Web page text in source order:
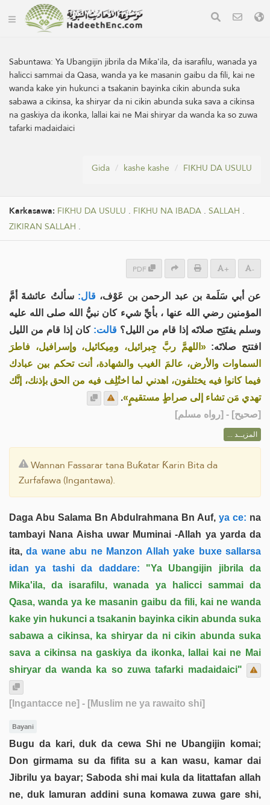
Sabuntawa:Ya Ubangijin jibrila da Mika'ila, da isarafilu, wanada ya
halicci sammai da Qasa, wanda ya ke masanin gaibu da fili, kai ne
wanda kake yin hukunci a tsakanin bayinka cikin abunda suka
sabawa a cikinsa, ka shiryar da ni cikin abunda suka sava a cikinsa
na gaskiya da ikonka, lallai kai ne Mai shiryar da wanda ka so zuwa
tafarki madaidaici
Gida kashe kashe FIƘHU DA USULU
Karkasawa: FIƘHU DA USULU . FIƘHU NA IBADA . SALLAH .
ZIKIRAN SALLAH .
PDF + -
عن أبي سَلَمة بن عبد الرحمن بن عَوْف، قال: سألتُ عائشةَ أمَّ
المؤمنين رضي الله عنها ، بأيِّ شيء كان نبيُّ الله صلى الله عليه
وسلم يفتَتِح صلاتَه إذا قام من الليل؟ قالت: كان إذا قام من الليل
افتتح صلاتَه:«اللهمَّ ربَّ جِبرائيل، ومِيكائيل، وإسرافيل، فاطرَ
السماوات والأرض، عالمَ الغيب والشهادة، أنت تحكم بين عبادك
فيما كانوا فيه يختلفون، اهدني لما اختُلِف فيه من الحق بإذنك، إنَّك
تهدي مَن تشاء إلى صراطٍ مستقيمٍ».
[صحيح] - [رواه مسلم]
المزيــد ...
Wannan Fassarar tana Buƙatar Ƙarin Bita da
Zurfafawa (Ingantawa).
Daga Abu Salama Bn Abdulrahmana Bn Auf, ya ce: na
tambayi Nana Aisha uwar Muminai -Allah ya yarda da
ita, da wane abu ne Manzon Allah yake buxe sallarsa
idan ya tashi da daddare:
"Ya Ubangijin jibrila da
Mika'ila, da isarafilu, wanada ya halicci sammai da
Qasa, wanda ya ke masanin gaibu da fili, kai ne wanda
kake yin hukunci a tsakanin bayinka cikin abunda suka
sabawa a cikinsa, ka shiryar da ni cikin abunda suka
sava a cikinsa na gaskiya da ikonka, lallai kai ne Mai
shiryar da wanda ka so zuwa tafarki madaidaici"
[Ingantacce ne] - [Muslim ne ya rawaito shi]
Bayani
Bugu da kari, duk da cewa Shi ne Ubangijin komai;
Don girmama su da fifita su a kan wasu, kamar dai
Jibrilu ya bayar; Saboda shi mai kula da litattafan allah
ne, duk lamuran addini suna komawa zuwa gare shi,